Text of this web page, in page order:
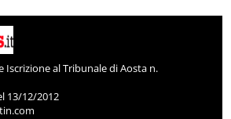
al Tribunale di Aosta n.
13/12/2012